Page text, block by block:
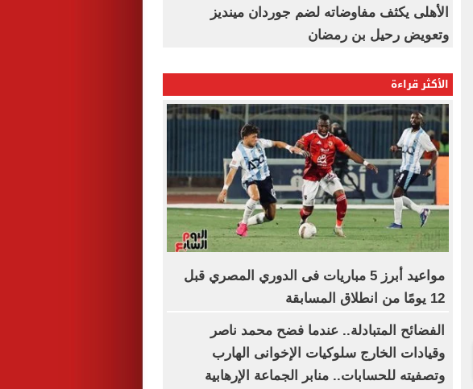
الأهلى يكثف مفاوضاته لضم جوردان مينديز
وتعويض رحيل بن رمضان
الأكثر قراءة
مواعيد أبرز 5 مباريات فى الدوري المصري قبل
12 يومًا من انطلاق المسابقة
الفضائح المتبادلة.. عندما فضح محمد ناصر
وقيادات الخارج سلوكيات الإخوانى الهارب
وتصفيته للحسابات.. منابر الجماعة الإرهابية